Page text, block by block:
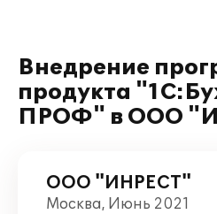
Внедрение
продукта
ПРОФ" в ООО
ООО "ИНРЕСТ"
Москва, Июнь 2021